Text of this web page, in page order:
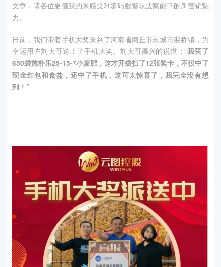
文章，请各位更值观的来感受利多码数智玩法赋能下的新营销魅
力。
日前，我们带着手机大奖来到了河南省商丘市永城市裴桥镇，为
幸运用户刘大哥送上了手机大奖。刘大哥高兴的说道：“我买了
650袋施朴乐25-15-7小麦肥， 这才开袋扫了12张奖卡 ， 不仅中了
现金红包和食盐，还中了手机， 这可太惊喜了，我完全没有想
到！”